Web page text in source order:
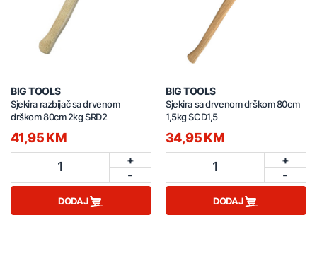
BIG TOOLS
Sjekira razbijač sa drvenom
drškom 80cm 2kg SRD2
41,95 KM
1
+
-
DODAJ
BIG TOOLS
Sjekira sa drvenom drškom 80cm
1,5kg SCD1,5
34,95 KM
1
+
-
DODAJ